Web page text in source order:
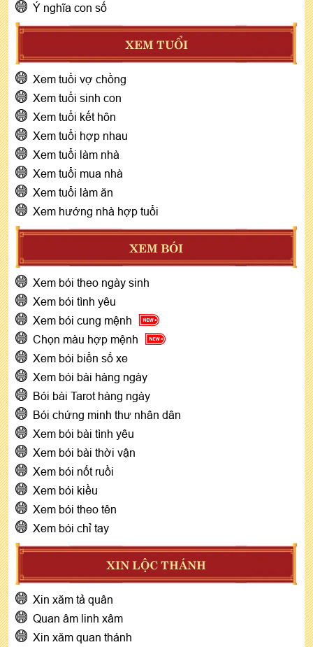
Ý nghĩa con số
XEM TUỔI
Xem tuổi vợ chồng
Xem tuổi sinh con
Xem tuổi kết hôn
Xem tuổi hợp nhau
Xem tuổi làm nhà
Xem tuổi mua nhà
Xem tuổi làm ăn
Xem hướng nhà hợp tuổi
XEM BÓI
Xem bói theo ngày sinh
Xem bói tình yêu
Xem bói cung mệnh
Chọn màu hợp mệnh
Xem bói biển số xe
Xem bói bài hàng ngày
Bói bài Tarot hàng ngày
Bói chứng minh thư nhân dân
Xem bói bài tình yêu
Xem bói bài thời vận
Xem bói nốt ruồi
Xem bói kiều
Xem bói theo tên
Xem bói chỉ tay
XIN LỘC THÁNH
Xin xăm tả quân
Quan âm linh xâm
Xin xăm quan thánh